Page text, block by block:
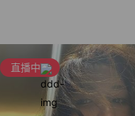
直播中